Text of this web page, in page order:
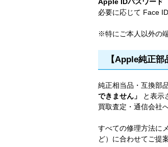
必要に応じて Face
※特にご本人以外の
【Apple純正部
純正相当品・互換部
できません」
と表示
買取査定・通信会社
すべての修理方法に
ど）に合わせてご提